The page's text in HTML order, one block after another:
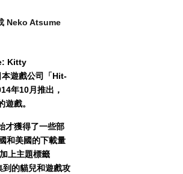
Neko Atsume
Kitty
遊戲公司「Hit-
年10月推出，
遊戲。
才獲得了一些部
和美國的下載量
上主題標籤
到的貓兒和遊戲攻